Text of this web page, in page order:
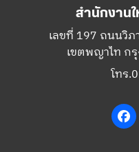
สำนักงาน
เลขที่ 197 ถนนวิภ
เขตพญาไท ก
โทร